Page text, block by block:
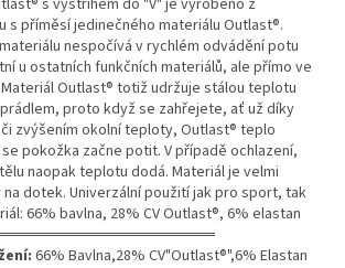
s příměsí jedinečného materiálu Outlast®.
nespočívá v rychlém odvádění potu
u ostatních funkčních materiálů, ale přímo ve
Outlast® totiž udržuje stálou teplotu
proto když se zahřejete, ať už díky
zvýšením okolní teploty, Outlast® teplo
pokožka začne potit. V případě ochlazení,
naopak teplotu dodá. Materiál je velmi
dotek. Univerzální použití jak pro sport, tak
66% bavlna, 28% CV Outlast®, 6% elastan
66% Bavlna,28% CV"Outlast®",6% Elastan